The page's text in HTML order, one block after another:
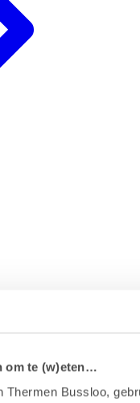
om te (w)eten…
Thermen Bussloo,